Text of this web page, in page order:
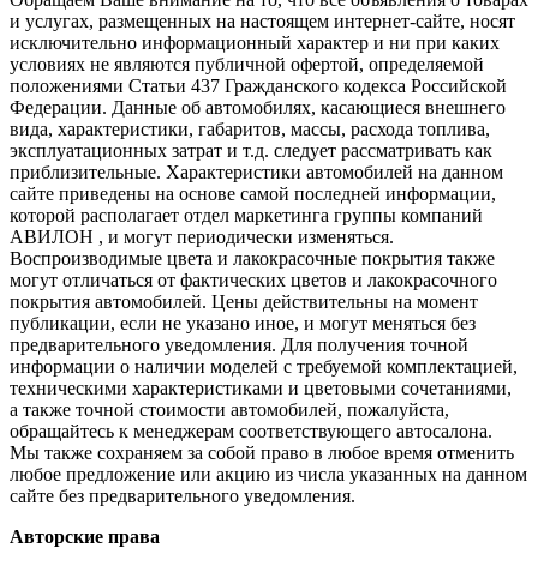
и услугах, размещенных на настоящем интернет-сайте, носят
исключительно информационный характер и ни при каких
условиях не являются публичной офертой, определяемой
положениями Статьи 437 Гражданского кодекса Российской
Федерации. Данные об автомобилях, касающиеся внешнего
вида, характеристики, габаритов, массы, расхода топлива,
эксплуатационных затрат и т.д. следует рассматривать как
приблизительные. Характеристики автомобилей на данном
сайте приведены на основе самой последней информации,
которой располагает отдел маркетинга группы компаний
АВИЛОН , и могут периодически изменяться.
Воспроизводимые цвета и лакокрасочные покрытия также
могут отличаться от фактических цветов и лакокрасочного
покрытия автомобилей. Цены действительны на момент
публикации, если не указано иное, и могут меняться без
предварительного уведомления. Для получения точной
информации о наличии моделей с требуемой комплектацией,
техническими характеристиками и цветовыми сочетаниями,
а также точной стоимости автомобилей, пожалуйста,
обращайтесь к менеджерам соответствующего автосалона.
Мы также сохраняем за собой право в любое время отменить
любое предложение или акцию из числа указанных на данном
сайте без предварительного уведомления.
Авторские права